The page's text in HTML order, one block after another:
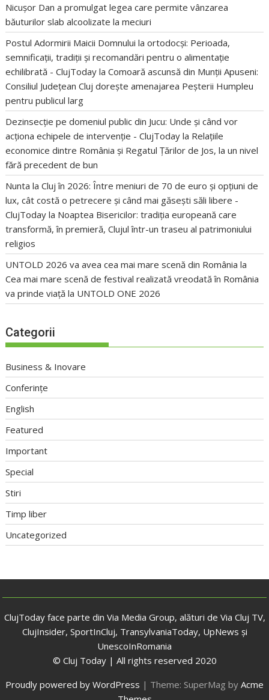
Nicușor Dan a promulgat legea care permite vânzarea
băuturilor slab alcoolizate la meciuri
Postul Adormirii Maicii Domnului la ortodocși: Perioada,
semnificații, tradiții și recomandări pentru o alimentație
echilibrată - ClujToday laComoară ascunsă din Munții Apuseni:
Consiliul Județean Cluj dorește amenajarea Peșterii Humpleu
pentru publicul larg
Dezinsecție pe domeniul public din Jucu: Unde și când vor
acționa echipele de intervenție - ClujToday la Relațiile
economice dintre România și Regatul Țărilor de Jos, la un nivel
fără precedent de bun
Nunta la Cluj în 2026: Între meniuri de 70 de euro și opțiuni de
lux, cât costă o petrecere și când mai găsești săli libere -
ClujToday la Noaptea Bisericilor: tradiția europeană care
transformă, în premieră, Clujul într-un traseu al patrimoniului
religios
UNTOLD 2026 va avea cea mai mare scenă din România la
Cea mai mare scenă de festival realizată vreodată în România
va prinde viață la UNTOLD ONE 2026
Categorii
Business & Inovare
Conferințe
English
Featured
Important
Special
Stiri
Timp liber
Uncategorized
ClujToday face parte din Via Media Group, alături de Via Cluj TV,
ClujInsider, SportInCluj, TransylvaniaToday, UpNews și
UnescoInRomania
© Cluj Today | All rights reserved 2020
Proudly powered by WordPress | Theme: SuperMag by Acme